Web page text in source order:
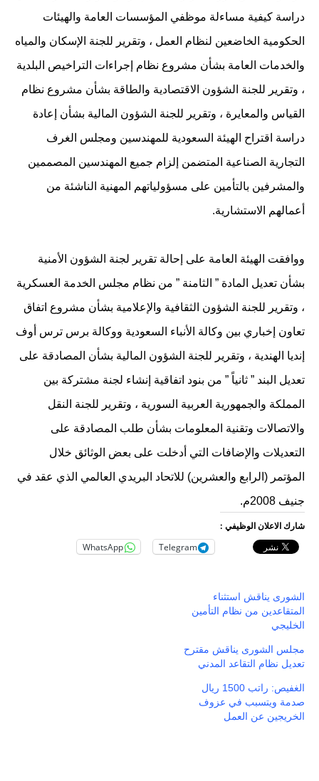
دراسة كيفية مساءلة موظفي المؤسسات العامة والهيئات
الحكومية الخاضعين لنظام العمل ، وتقرير للجنة الإسكان والمياه
والخدمات العامة بشأن مشروع نظام إجراءات التراخيص البلدية
، وتقرير للجنة الشؤون الاقتصادية والطاقة بشأن مشروع نظام
القياس والمعايرة ، وتقرير للجنة الشؤون المالية بشأن إعادة
دراسة اقتراح الهيئة السعودية للمهندسين ومجلس الغرف
التجارية الصناعية المتضمن إلزام جميع المهندسين المصممين
والمشرفين بالتأمين على مسؤولياتهم المهنية الناشئة من
أعمالهم الاستشارية.
ووافقت الهيئة العامة على إحالة تقرير لجنة الشؤون الأمنية
بشأن تعديل المادة ” الثامنة ” من نظام مجلس الخدمة العسكرية
، وتقرير للجنة الشؤون الثقافية والإعلامية بشأن مشروع اتفاق
تعاون إخباري بين وكالة الأنباء السعودية ووكالة برس ترس أوف
إنديا الهندية ، وتقرير للجنة الشؤون المالية بشأن المصادقة على
تعديل البند ” ثانياً ” من بنود اتفاقية إنشاء لجنة مشتركة بين
المملكة والجمهورية العربية السورية ، وتقرير للجنة النقل
والاتصالات وتقنية المعلومات بشأن طلب المصادقة على
التعديلات والإضافات التي أدخلت على بعض الوثائق خلال
المؤتمر (الرابع والعشرين) للاتحاد البريدي العالمي الذي عقد في
جنيف 2008م.
شارك الاعلان الوظيفي :
Telegram
WhatsApp
الشورى يناقش استثناء
المتقاعدين من نظام التأمين
الخليجي
مجلس الشورى يناقش مقترح
تعديل نظام التقاعد المدني
الغفيص: راتب 1500 ريال
صدمة ويتسبب في عزوف
الخريجين عن العمل